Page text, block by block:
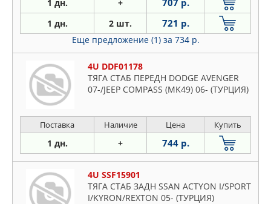
1 дн. + 707 р.
1 дн. 2 шт. 721 р.
Еще предложение (1) за 734 р.
4U DDF01178
ТЯГА СТАБ ПЕРЕДН DODGE AVENGER
07-/JEEP COMPASS (MK49) 06- (ТУРЦИЯ)
Поставка Наличие Цена Купить
1 дн. + 744 р.
4U SSF15901
ТЯГА СТАБ ЗАДН SSAN ACTYON I/SPORT
I/KYRON/REXTON 05- (ТУРЦИЯ)